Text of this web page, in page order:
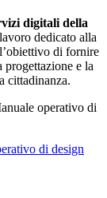
digitali della
dedicato alla
di fornire
e la
cittadinanza.
operativo di
di design